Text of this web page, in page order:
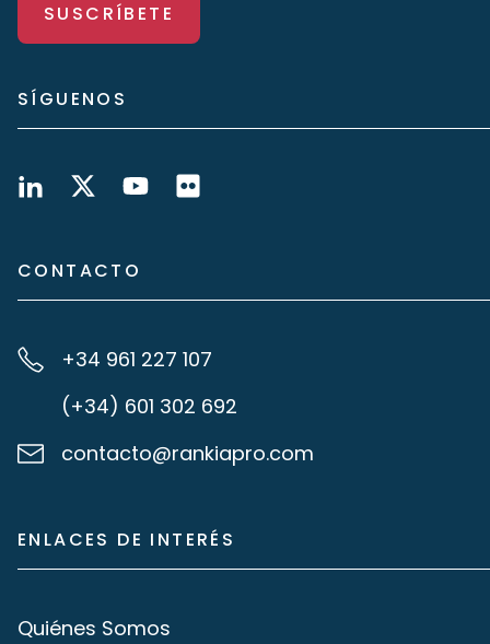
SUSCRÍBETE
SÍGUENOS
CONTACTO
+34 961 227 107
(+34) 601 302 692
contacto@rankiapro.com
ENLACES DE INTERÉS
Quiénes Somos